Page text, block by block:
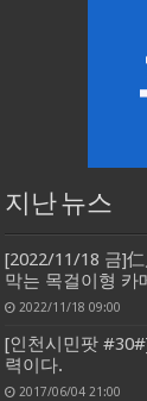
지난 뉴스
[2022/11/18 금]
막는 목걸이형
2022/11/18 09:00
[인천시민팟
력이다.
2017/06/04 21:00